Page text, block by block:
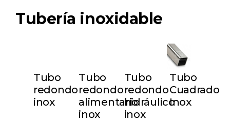
Tubería inoxidable
Tubo
redondo
inox
Tubo
redondo
alimentario
inox
Tubo
redondo
hidráulico
inox
Tubo
Cuadrado
Inox